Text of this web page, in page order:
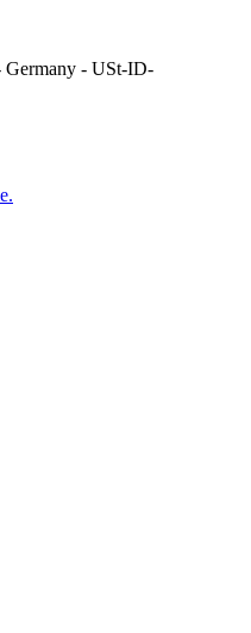
Germany - USt-ID-